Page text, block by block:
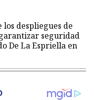
los despliegues de
seguridad
De La Espriella en